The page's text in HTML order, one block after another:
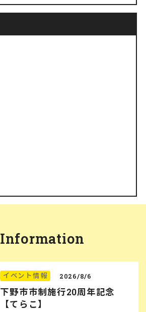
Information
イベント情報 2026/8/6
下野市市制施行20周年記念
【てらこ】